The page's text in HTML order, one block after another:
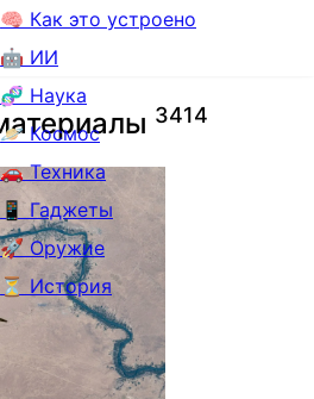
🧠 Как это устроено
🤖 ИИ
🧬 Наука
🪐 Космос
🚗 Техника
📱 Гаджеты
🚀 Оружие
⏳ История
3414